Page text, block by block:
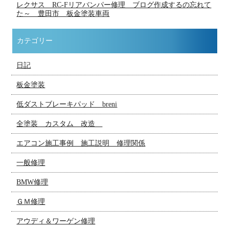
レクサス RC-Fリアバンパー修理 ブログ作成するの忘れて
た～ 豊田市 板金塗装車両
カテゴリー
日記
板金塗装
低ダストブレーキパッド breni
全塗装 カスタム 改造
エアコン施工事例 施工説明 修理関係
一般修理
BMW修理
ＧＭ修理
アウディ＆ワーゲン修理